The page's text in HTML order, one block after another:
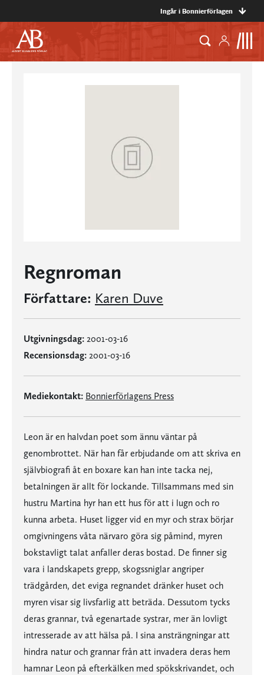
Ingår i Bonnierförlagen
Regnroman
Författare: Karen Duve
Utgivningsdag: 2001-03-16
Recensionsdag: 2001-03-16
Mediekontakt: Bonnierförlagens Press
Leon är en halvdan poet som ännu väntar på
genombrottet. När han får erbjudande om att skriva en
självbiografi åt en boxare kan han inte tacka nej,
betalningen är allt för lockande. Tillsammans med sin
hustru Martina hyr han ett hus för att i lugn och ro
kunna arbeta. Huset ligger vid en myr och strax börjar
omgivningens våta närvaro göra sig påmind, myren
bokstavligt talat anfaller deras bostad. De finner sig
vara i landskapets grepp, skogssniglar angriper
trädgården, det eviga regnandet dränker huset och
myren visar sig livsfarlig att beträda. Dessutom tycks
deras grannar, två egenartade systrar, mer än lovligt
intresserade av att hälsa på. I sina ansträngningar att
hindra natur och grannar från att invadera deras hem
hamnar Leon på efterkälken med spökskrivandet, och